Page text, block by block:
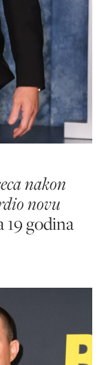
nakon
novu
19 godina